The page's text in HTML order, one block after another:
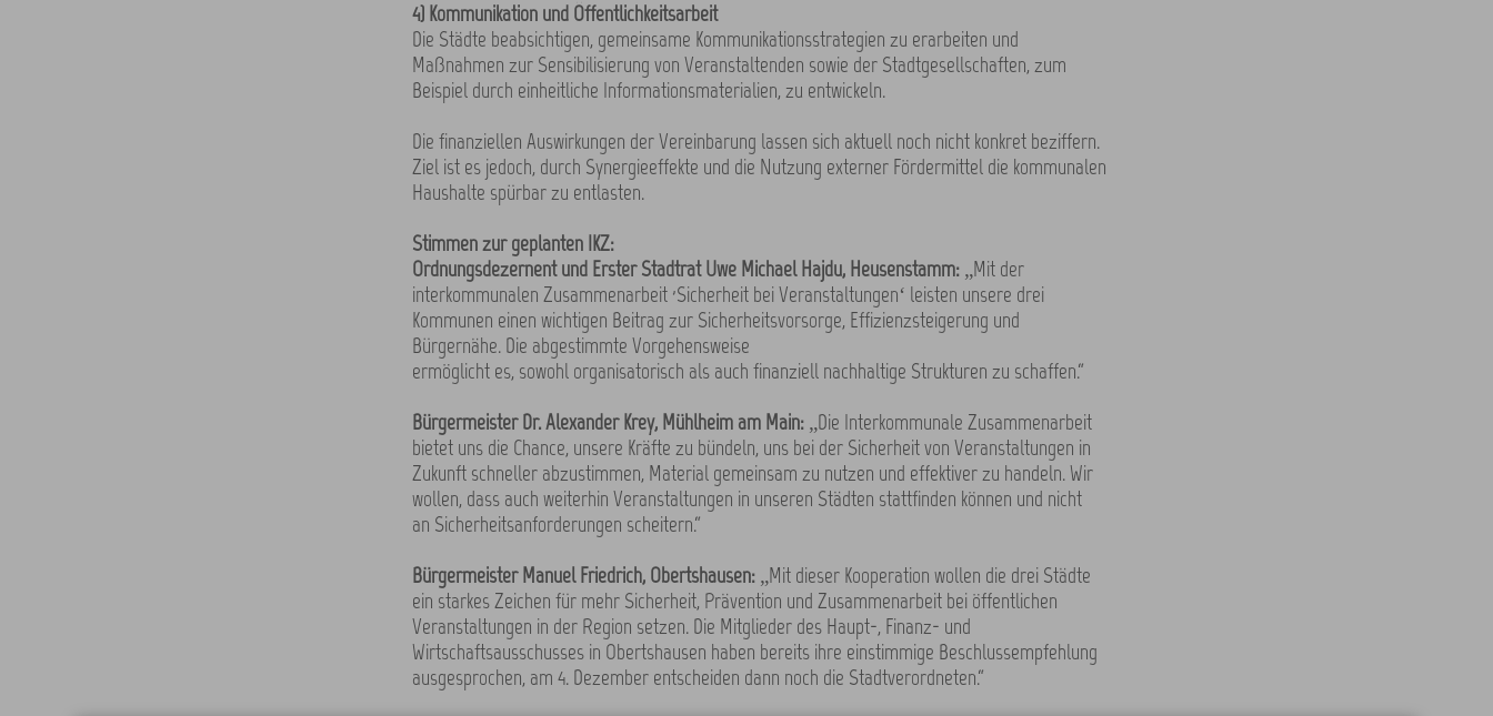
4) Kommunikation und Öffentlichkeitsarbeit
Die Städte beabsichtigen, gemeinsame Kommunikationsstrategien zu erarbeiten und
Maßnahmen zur Sensibilisierung von Veranstaltenden sowie der Stadtgesellschaften, zum
Beispiel durch einheitliche Informationsmaterialien, zu entwickeln.
Die finanziellen Auswirkungen der Vereinbarung lassen sich aktuell noch nicht konkret beziffern.
Ziel ist es jedoch, durch Synergieeffekte und die Nutzung externer Fördermittel die kommunalen
Haushalte spürbar zu entlasten.
Stimmen zur geplanten IKZ:
Ordnungsdezernent und Erster Stadtrat Uwe Michael Hajdu, Heusenstamm:„Mit der
interkommunalen Zusammenarbeit ‚Sicherheit bei Veranstaltungen‘ leisten unsere drei
Kommunen einen wichtigen Beitrag zur Sicherheitsvorsorge, Effizienzsteigerung und
Bürgernähe. Die abgestimmte Vorgehensweise
ermöglicht es, sowohl organisatorisch als auch finanziell nachhaltige Strukturen zu schaffen.“
Bürgermeister Dr. Alexander Krey, Mühlheim am Main:„Die Interkommunale Zusammenarbeit
bietet uns die Chance, unsere Kräfte zu bündeln, uns bei der Sicherheit von Veranstaltungen in
Zukunft schneller abzustimmen, Material gemeinsam zu nutzen und effektiver zu handeln. Wir
wollen, dass auch weiterhin Veranstaltungen in unseren Städten stattfinden können und nicht
an Sicherheitsanforderungen scheitern.“
Bürgermeister Manuel Friedrich, Obertshausen:„Mit dieser Kooperation wollen die drei Städte
ein starkes Zeichen für mehr Sicherheit, Prävention und Zusammenarbeit bei öffentlichen
Veranstaltungen in der Region setzen. Die Mitglieder des Haupt-, Finanz- und
Wirtschaftsausschusses in Obertshausen haben bereits ihre einstimmige Beschlussempfehlung
ausgesprochen, am 4. Dezember entscheiden dann noch die Stadtverordneten.“